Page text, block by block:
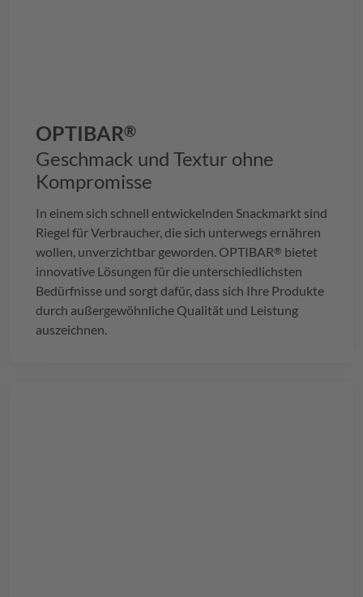
OPTIBAR®
Geschmack und Textur ohne
Kompromisse
In einem sich schnell entwickelnden Snackmarkt sind
Riegel für Verbraucher, die sich unterwegs ernähren
wollen, unverzichtbar geworden. OPTIBAR® bietet
innovative Lösungen für die unterschiedlichsten
Bedürfnisse und sorgt dafür, dass sich Ihre Produkte
durch außergewöhnliche Qualität und Leistung
auszeichnen.